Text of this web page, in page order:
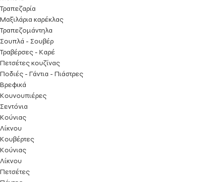
Τραπεζαρία
Μαξιλάρια καρέκλας
Τραπεζομάντηλα
Σουπλά - Σουβέρ
Τραβέρσες - Καρέ
Πετσέτες κουζίνας
Ποδιές - Γάντια - Πιάστρες
Βρεφικά
Κουνουπιέρες
Σεντόνια
Κούνιας
Λίκνου
Κουβέρτες
Κούνιας
Λίκνου
Πετσέτες